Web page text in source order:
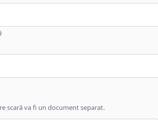
scară va fi un document separat.